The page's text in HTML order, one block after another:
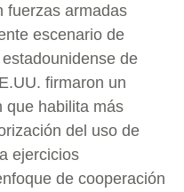
fuerzas armadas
escenario de
de
firmaron un
que habilita más
del uso de
ejercicios
de cooperación